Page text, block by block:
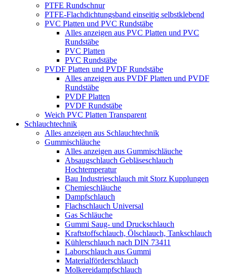
PTFE Rundschnur
PTFE-Flachdichtungsband einseitig selbstklebend
PVC Platten und PVC Rundstäbe
Alles anzeigen aus PVC Platten und PVC
Rundstäbe
PVC Platten
PVC Rundstäbe
PVDF Platten und PVDF Rundstäbe
Alles anzeigen aus PVDF Platten und PVDF
Rundstäbe
PVDF Platten
PVDF Rundstäbe
Weich PVC Platten Transparent
Schlauchtechnik
Alles anzeigen aus Schlauchtechnik
Gummischläuche
Alles anzeigen aus Gummischläuche
Absaugschlauch Gebläseschlauch
Hochtemperatur
Bau Industrieschlauch mit Storz Kupplungen
Chemieschläuche
Dampfschlauch
Flachschlauch Universal
Gas Schläuche
Gummi Saug- und Druckschlauch
Kraftstoffschlauch, Ölschlauch, Tankschlauch
Kühlerschlauch nach DIN 73411
Laborschlauch aus Gummi
Materialförderschlauch
Molkereidampfschlauch